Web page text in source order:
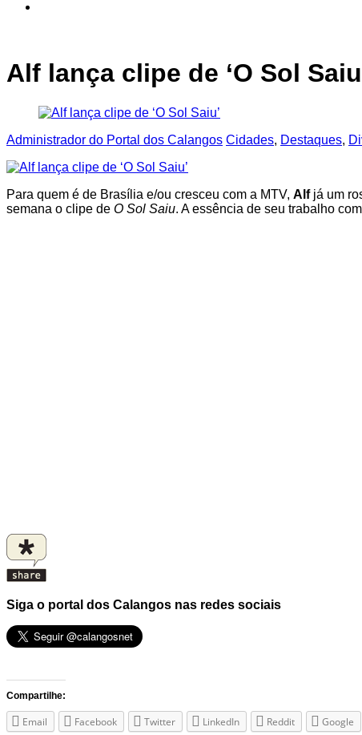
Alf lança clipe de ‘O Sol
Administrador do Portal dos Calangos Cidades, Destaques,
Para quem é de Brasília e/ou cresceu com a MTV, Alf já um
semana o clipe de O Sol Saiu. A essência de seu trabalho
Siga o portal dos Calangos nas redes sociais
Compartilhe:
Email Facebook Twitter LinkedIn Reddit Google